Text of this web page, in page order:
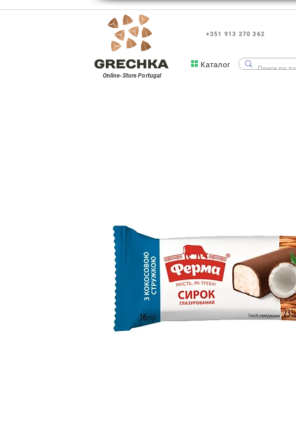
+351 913 370 362
Online-StorePortugal
Каталог